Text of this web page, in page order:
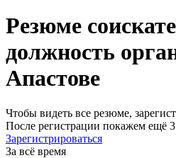
Резюме
должность
Апастове
Чтобы видеть все резюме,
После регистрации покажем ещё
Зарегистрироваться
За всё время